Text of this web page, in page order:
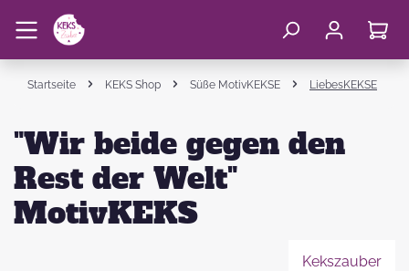
Startseite KEKS Shop Süße MotivKEKSE LiebesKEKSE
"Wir beide gegen den
Rest der Welt"
MotivKEKS
Kekszauber